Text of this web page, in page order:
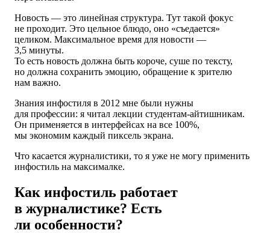
Новость — это линейная структура. Тут такой фокус
не проходит. Это цельное блюдо, оно «съедается»
целиком. Максимальное время для новости —
3,5 минуты.
То есть новость должна быть короче, суше по тексту,
но должна сохранить эмоцию, обращение к зрителю
нам важно.
Знания инфостиля в 2012 мне были нужны
для профессии: я читал лекции студентам-айтишникам.
Он применяется в интерфейсах на все 100%,
мы экономим каждый пиксель экрана.
Что касается журналистики, то я уже не могу применить
инфостиль на максималке.
Как инфостиль работает
в журналистике? Есть
ли особенности?